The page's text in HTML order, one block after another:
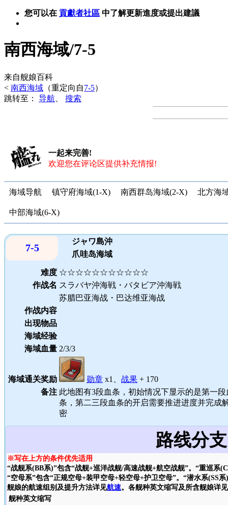
您可以在 貢獻者社區 中了解更新進度或提出建議
南西海域/7-5
来自舰娘百科
< 南西海域 （重定向自7-5）
跳转至： 导航 搜索
一起来完善!
欢迎您在评论区提供补充情报!
海域导航 镇守府海域(1-X) 南西群岛海域(2-X) 北方海
中部海域(6-X)
7-5
ジャワ島沖
爪哇岛海域
难度 ☆☆☆☆☆☆☆☆☆☆☆
作战名 スラバヤ沖海戦・バタビア沖海戦
苏腊巴亚海战・巴达维亚海战
作战内容
出现物品
海域经验
海域血量 2/3/3
海域通关奖励 勋章 x1、 战果 + 170
备注 此地图有3段血条，初始情况下显示的是第一段
条，第二三段血条的开启需要推进进度并完成
密
路线分
※写在上方的条件优先适用
“战舰系(BB系)”包含“战舰+巡洋战舰/高速战舰+航空战舰”。“重巡系
“空母系”包含“正规空母+装甲空母+轻空母+护卫空母”。“潜水系(SS
舰娘的航速组别及提升方法详见航速。各舰种英文缩写及所含舰娘详见
舰种英文缩写